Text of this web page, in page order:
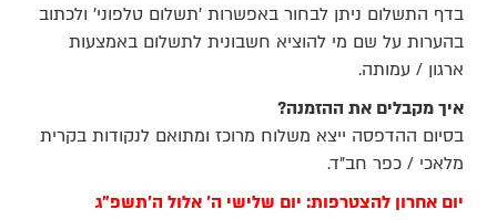
בדף התשלום ניתן לבחור באפשרות 'תשלום טלפוני' ולכתוב
בהערות על שם מי להוציא חשבונית לתשלום באמצעות
ארגון / עמותה.
איך מקבלים את ההזמנה?
בסיום ההדפסה ייצא משלוח מרוכז ומתואם לנקודות בקרית
מלאכי / כפר חב"ד.
יום אחרון להצטרפות: יום שלישי ה' אלול ה'תשפ"ג